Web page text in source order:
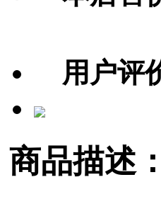
用户评
商品描述：